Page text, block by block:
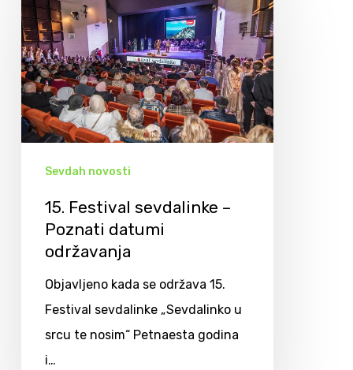
Sevdah novosti
15. Festival sevdalinke –
Poznati datumi
održavanja
Objavljeno kada se održava 15.
Festival sevdalinke „Sevdalinko u
srcu te nosim“ Petnaesta godina
i…